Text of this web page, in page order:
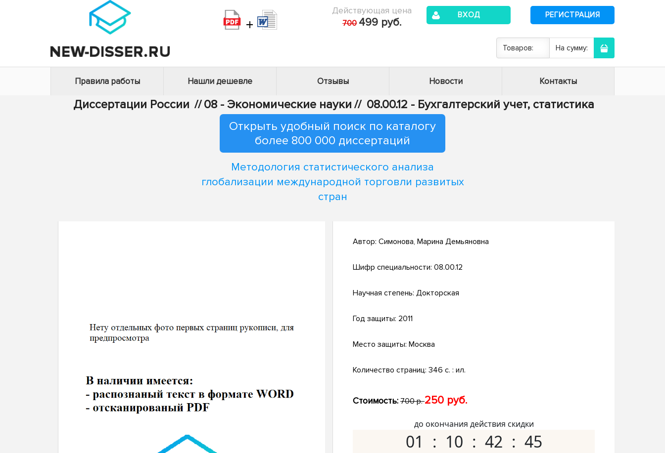
+
Действующая цена
700 499 руб.
ВХОД РЕГИСТРАЦИЯ
Товаров: На сумму:
Правила работы Нашли дешевле Отзывы Новости Контакты
Диссертации России // 08 - Экономические науки // 08.00.12 - Бухгалтерский учет, статистика
Открыть удобный поиск по каталогу
более 800 000 диссертаций
Методология статистического анализа
глобализации международной торговли развитых
стран
Автор: Симонова, Марина Демьяновна
Шифр специальности: 08.00.12
Научная степень: Докторская
Год защиты: 2011
Место защиты: Москва
Количество страниц: 346 с. : ил.
Стоимость: 700 р.250 руб.
до окончания действия скидки
01 10 42 44